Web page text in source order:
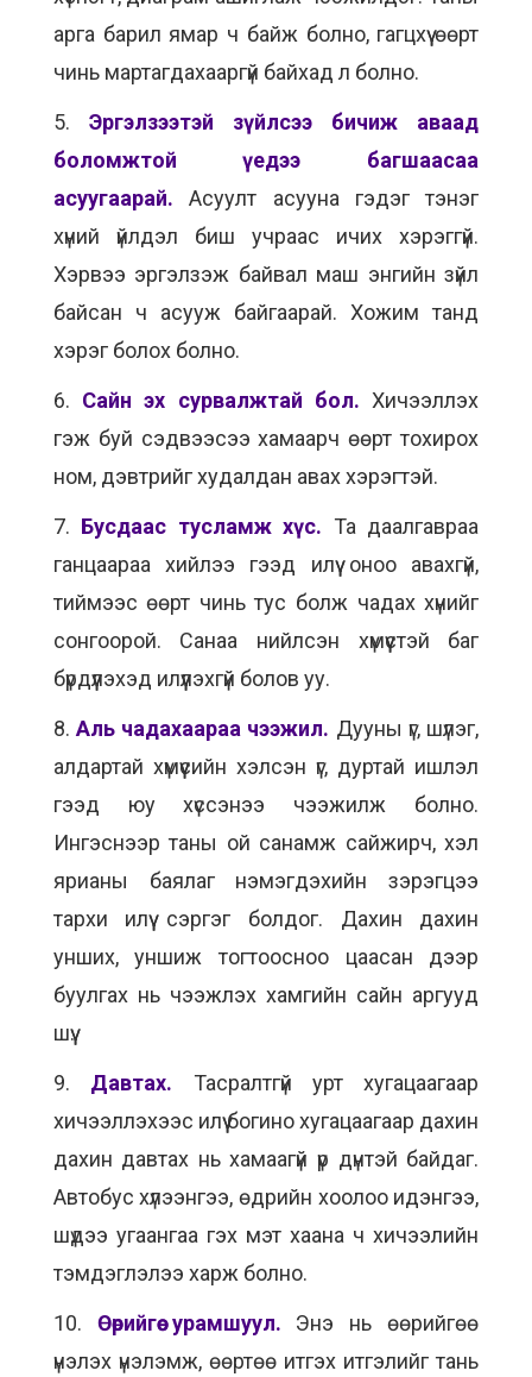
арга барил ямар ч байж болно, гагцхүү өөрт
чинь мартагдахааргүй байхад л болно.
5. Эргэлзээтэй зүйлсээ бичиж аваад
боломжтой үедээ багшаасаа
асуугаарай.Асуулт асууна гэдэг тэнэг
хүний үйлдэл биш учраас ичих хэрэггүй.
Хэрвээ эргэлзэж байвал маш энгийн зүйл
байсан ч асууж байгаарай. Хожим танд
хэрэг болох болно.
6. Сайн эх сурвалжтай бол. Хичээллэх
гэж буй сэдвээсээ хамаарч өөрт тохирох
ном, дэвтрийг худалдан авах хэрэгтэй.
7. Бусдаас тусламж хүс. Та даалгавраа
ганцаараа хийлээ гээд илүү оноо авахгүй,
тиймээс өөрт чинь тус болж чадах хүнийг
сонгоорой. Санаа нийлсэн хүмүүстэй баг
бүрдүүлэхэд илүүлэхгүй болов уу.
8. Аль чадахаараа чээжил. Дууны үг, шүлэг,
алдартай хүмүүсийн хэлсэн үг, дуртай ишлэл
гээд юу хүссэнээ чээжилж болно.
Ингэснээр таны ой санамж сайжирч, хэл
ярианы баялаг нэмэгдэхийн зэрэгцээ
тархи илүү сэргэг болдог. Дахин дахин
унших, уншиж тогтоосноо цаасан дээр
буулгах нь чээжлэх хамгийн сайн аргууд
шүү.
9. Давтах. Тасралтгүй урт хугацаагаар
хичээллэхээс илүү богино хугацаагаар дахин
дахин давтах нь хамаагүй үр дүнтэй байдаг.
Автобус хүлээнгээ, өдрийн хоолоо идэнгээ,
шүдээ угаангаа гэх мэт хаана ч хичээлийн
тэмдэглэлээ харж болно.
10. Өөрийгөө урамшуул. Энэ нь өөрийгөө
үнэлэх үнэлэмж, өөртөө итгэх итгэлийг тань